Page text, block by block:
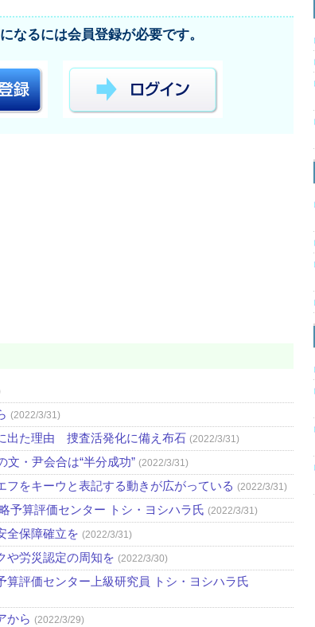
なるには会員登録が必要です。
(2022/3/31)
出た理由 捜査活発化に備え布石 (2022/3/31)
文・尹会合は“半分成功” (2022/3/31)
フをキーウと表記する動きが広がっている (2022/3/31)
予算評価センター トシ・ヨシハラ氏 (2022/3/31)
全保障確立を (2022/3/31)
や労災認定の周知を (2022/3/30)
算評価センター上級研究員 トシ・ヨシハラ氏
から (2022/3/29)